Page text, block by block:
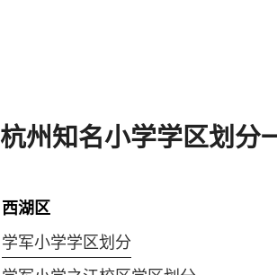
杭州知名小学学区划分
西湖区
学军小学学区划分